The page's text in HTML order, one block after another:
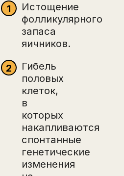
Истощение
фолликулярного
запаса
яичников.
Гибель
половых
клеток,
в
которых
накапливаются
спонтанные
генетические
изменения